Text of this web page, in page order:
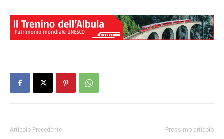
Articolo Precedente Prossimo articolo